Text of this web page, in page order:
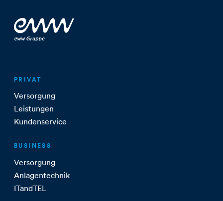
PRIVAT
Versorgung
Leistungen
Kundenservice
BUSINESS
Versorgung
Anlagentechnik
ITandTEL